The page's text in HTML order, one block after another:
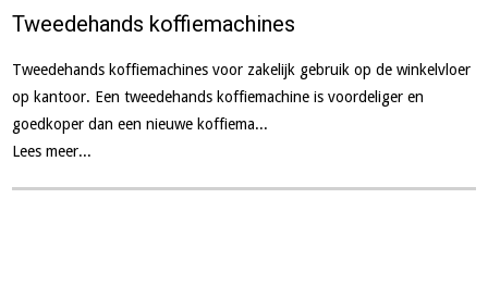
Tweedehands koffiemachines
Tweedehands koffiemachines voor zakelijk gebruik op de winkelvloer
op kantoor. Een tweedehands koffiemachine is voordeliger en
goedkoper dan een nieuwe koffiema...
Lees meer...